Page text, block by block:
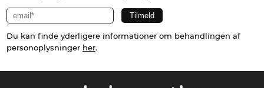
Du kan finde yderligere informationer om behandlingen af
personoplysninger her.